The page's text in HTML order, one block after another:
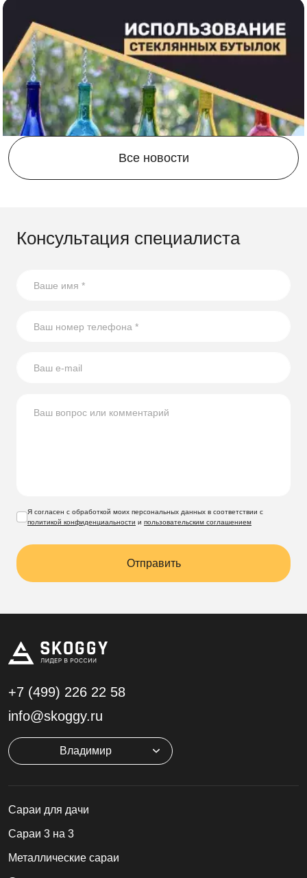
Владимирской области
Выполняем доставку в разобранном виде
и области. Дополнительно вы можете заказать блоки под
фундамент, сборку и другие услуги. Оставьте заявку
онлайн удобным для вас доступом: форма обратного
звонка, сообщение в мессенджере или письмо на почту.
Мы поможем реализовать любой проект, чтобы ваш
участок стал функциональным и стильным!
21.07.2026
бутылок
использованию стеклянных бутылок на участке.
Все новости
Консультация специалиста
Я согласен с обработкой моих персональных данных в соответствии с
политикой конфиденциальности и пользовательским соглашением
Отправить
+7 (499) 226 22 58
info@skoggy.ru
Владимир
Cараи для дачи
Сараи 3 на 3
Металлические сараи